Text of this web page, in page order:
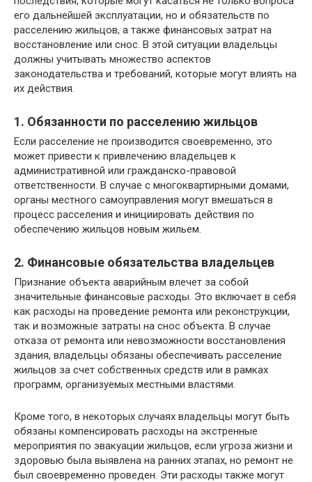
его дальнейшей эксплуатации, но и обязательств по
расселению жильцов, а также финансовых затрат на
восстановление или снос. В этой ситуации владельцы
должны учитывать множество аспектов
законодательства и требований, которые могут влиять на
их действия.
1. Обязанности по расселению жильцов
Если расселение не производится своевременно, это
может привести к привлечению владельцев к
административной или гражданско-правовой
ответственности. В случае с многоквартирными домами,
органы местного самоуправления могут вмешаться в
процесс расселения и инициировать действия по
обеспечению жильцов новым жильем.
2. Финансовые обязательства владельцев
Признание объекта аварийным влечет за собой
значительные финансовые расходы. Это включает в себя
как расходы на проведение ремонта или реконструкции,
так и возможные затраты на снос объекта. В случае
отказа от ремонта или невозможности восстановления
здания, владельцы обязаны обеспечивать расселение
жильцов за счет собственных средств или в рамках
программ, организуемых местными властями.
Кроме того, в некоторых случаях владельцы могут быть
обязаны компенсировать расходы на экстренные
мероприятия по эвакуации жильцов, если угроза жизни и
здоровью была выявлена на ранних этапах, но ремонт не
был своевременно проведен. Эти расходы также могут